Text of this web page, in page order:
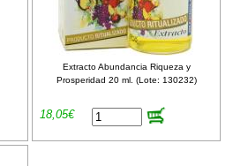
Extracto Abundancia Riqueza y
Prosperidad 20 ml. (Lote: 130232)
18,05€